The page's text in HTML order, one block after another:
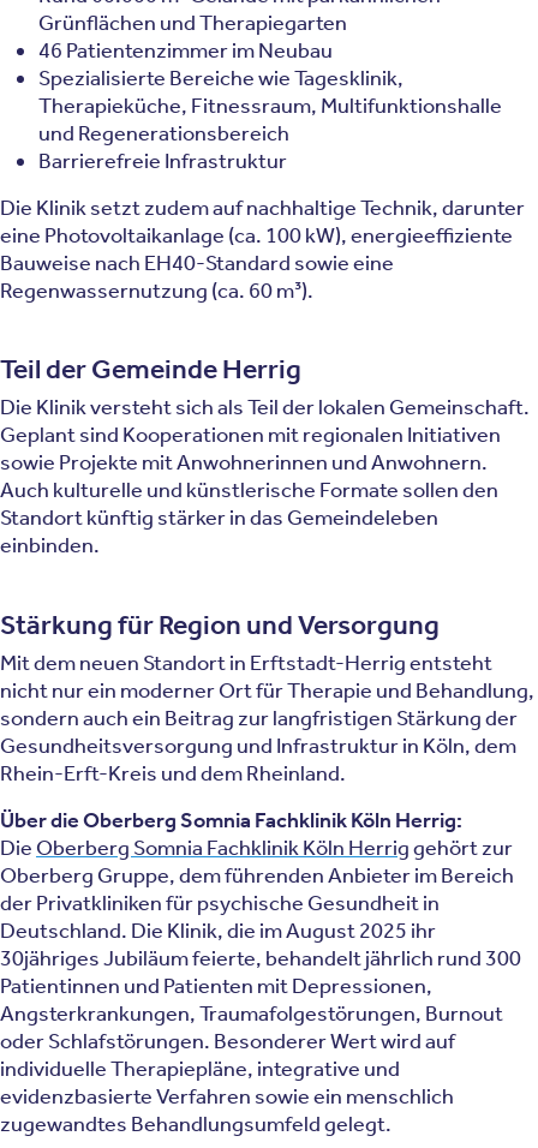
Grünflächen und Therapiegarten
46 Patientenzimmer im Neubau
Spezialisierte Bereiche wie Tagesklinik,
Therapieküche, Fitnessraum, Multifunktionshalle
und Regenerationsbereich
Barrierefreie Infrastruktur
Die Klinik setzt zudem auf nachhaltige Technik, darunter
eine Photovoltaikanlage (ca. 100 kW), energieeffiziente
Bauweise nach EH40-Standard sowie eine
Regenwassernutzung (ca. 60 m³).
Teil der Gemeinde Herrig
Die Klinik versteht sich als Teil der lokalen Gemeinschaft.
Geplant sind Kooperationen mit regionalen Initiativen
sowie Projekte mit Anwohnerinnen und Anwohnern.
Auch kulturelle und künstlerische Formate sollen den
Standort künftig stärker in das Gemeindeleben
einbinden.
Stärkung für Region und Versorgung
Mit dem neuen Standort in Erftstadt-Herrig entsteht
nicht nur ein moderner Ort für Therapie und Behandlung,
sondern auch ein Beitrag zur langfristigen Stärkung der
Gesundheitsversorgung und Infrastruktur in Köln, dem
Rhein-Erft-Kreis und dem Rheinland.
Über die Oberberg Somnia Fachklinik Köln Herrig:
Die Oberberg Somnia Fachklinik Köln Herriggehört zur
Oberberg Gruppe, dem führenden Anbieter im Bereich
der Privatkliniken für psychische Gesundheit in
Deutschland. Die Klinik, die im August 2025 ihr
30jähriges Jubiläum feierte, behandelt jährlich rund 300
Patientinnen und Patienten mit Depressionen,
Angsterkrankungen, Traumafolgestörungen, Burnout
oder Schlafstörungen. Besonderer Wert wird auf
individuelle Therapiepläne, integrative und
evidenzbasierte Verfahren sowie ein menschlich
zugewandtes Behandlungsumfeld gelegt.